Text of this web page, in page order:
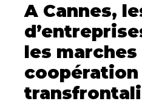
A Cannes,
les marches
coopération